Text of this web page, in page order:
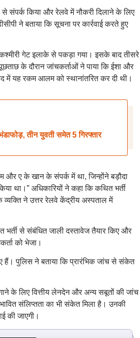
संपर्क किया और रेलवे में नौकरी दिलाने के लिए
ने बताया कि सूचना पर कार्रवाई करते हुए
गेट इलाके से पकड़ा गया। इसके बाद तीसरे
के दौरान जांचकर्ताओं ने पाया कि ईशा और
में यह रकम आलम को स्थानांतरित कर दी थी।
तीन युवती समेत 5 गिरफ्तार
ए के खान के संपर्क में था, जिन्होंने बड़ौदा
था।” अधिकारियों ने कहा कि कथित भर्ती
ने उत्तर रेलवे केंद्रीय अस्पताल में
भर्ती से संबंधित जाली दस्तावेज तैयार किए और
को भेजा।
हैं। पुलिस ने बताया कि प्रारंभिक जांच से संकेत
के लिए वित्तीय लेनदेन और अन्य सबूतों की जांच
संलिप्तता का भी संकेत मिला है। उनकी
की जाएगी।